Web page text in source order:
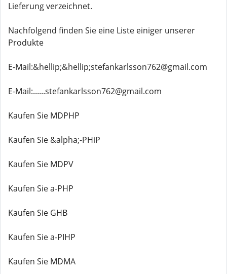
Lieferung verzeichnet.
Nachfolgend finden Sie eine Liste einiger unserer
Produkte
E-Mail:&hellip;&hellip;stefankarlsson762@gmail.com
E-Mail:......stefankarlsson762@gmail.com
Kaufen Sie MDPHP
Kaufen Sie &alpha;-PHiP
Kaufen Sie MDPV
Kaufen Sie a-PHP
Kaufen Sie GHB
Kaufen Sie a-PIHP
Kaufen Sie MDMA